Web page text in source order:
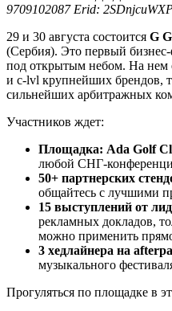
9709102087 Erid:
29 и 30 августа состоится G
(Сербия). Это первый бизнес-
под открытым небом. На нем
и c-lvl крупнейших брендов,
сильнейших арбитражных
Участников ждет:
Площадка: Ada Golf
любой СНГ-
50+ партнерских
общайтесь с лучшими
15 выступлений от
рекламных докладов,
можно применить
3 хедлайнера на
музыкального
Прогуляться по площадке в